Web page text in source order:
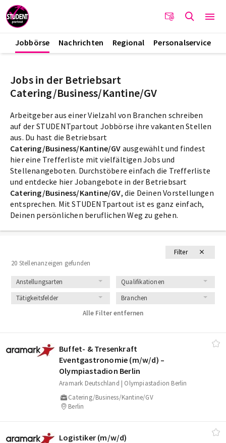
Jobbörse Nachrichten Regional Personalservice
Filter
20 Stellenanzeigen gefunden
Anstellungsarten
Qualifikationen
Tätigkeitsfelder
Branchen
Alle Filter entfernen
Buffet‑ & Tresenkraft
Eventgastronomie (m/​w/​d) –
Olympiastadion Berlin
Aramark Deutschland | Olympiastadion Berlin
Catering/Business/Kantine/GV
Berlin
Logistiker (m/​w/​d)
Jobs in der Betriebsart
Catering/Business/Kantine/GV
Arbeitgeber aus einer Vielzahl von Branchen schreiben
auf der STUDENTpartout Jobbörse ihre vakanten Stellen
aus. Du hast die Betriebsart
Catering/Business/Kantine/GV ausgewählt und findest
hier eine Trefferliste mit vielfältigen Jobs und
Stellenangeboten. Durchstöbere einfach die Trefferliste
und entdecke hier Jobangebote in der Betriebsart
Catering/Business/Kantine/GV, die Deinen Vorstellungen
entsprechen. Mit STUDENTpartout ist es ganz einfach,
Deinen persönlichen beruflichen Weg zu gehen.